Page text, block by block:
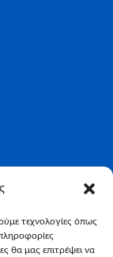
τεχνολογίες όπως
θα μας επιτρέψει να